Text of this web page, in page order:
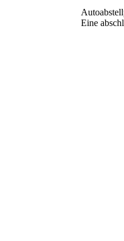
Eine